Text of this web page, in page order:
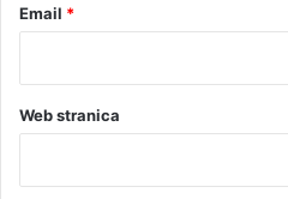
Email *
Web stranica